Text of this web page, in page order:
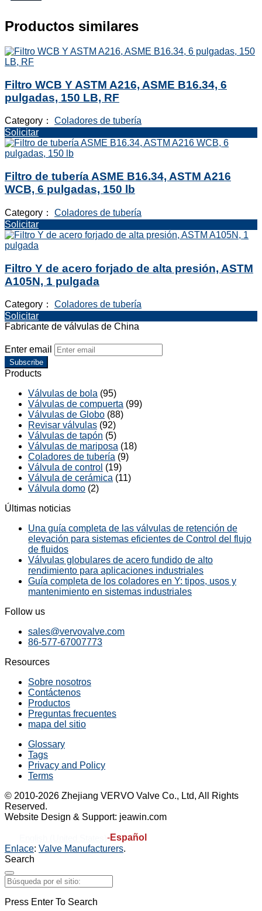
Productos similares
Filtro WCB Y ASTM A216, ASME B16.34, 6
pulgadas, 150 LB, RF
Category： Coladores de tubería
Solicitar
Filtro de tubería ASME B16.34, ASTM A216
WCB, 6 pulgadas, 150 lb
Category： Coladores de tubería
Solicitar
Filtro Y de acero forjado de alta presión, ASTM
A105N, 1 pulgada
Category： Coladores de tubería
Solicitar
Fabricante de válvulas de China
Enter email
Subscribe
Products
Válvulas de bola (95)
Válvulas de compuerta (99)
Válvulas de Globo (88)
Revisar válvulas (92)
Válvulas de tapón (5)
Válvulas de mariposa (18)
Coladores de tubería (9)
Válvula de control (19)
Válvula de cerámica (11)
Válvula domo (2)
Últimas noticias
Una guía completa de las válvulas de retención de
elevación para sistemas eficientes de Control del flujo
de fluidos
Válvulas globulares de acero fundido de alto
rendimiento para aplicaciones industriales
Guía completa de los coladores en Y: tipos, usos y
mantenimiento en sistemas industriales
Follow us
sales@vervovalve.com
86-577-67007773
Resources
Sobre nosotros
Contáctenos
Productos
Preguntas frecuentes
mapa del sitio
Glossary
Tags
Privacy and Policy
Terms
© 2010-2026 Zhejiang VERVO Valve Co., Ltd, All Rights
Reserved.
Website Design & Support: jeawin.com
-Español
Enlace: Valve Manufacturers.
Search
Press Enter To Search